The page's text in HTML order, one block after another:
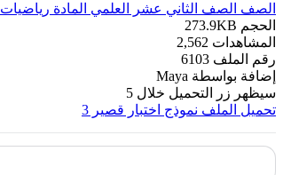
الصف الصف الثاني عشر العلمي المادة رياضيات
الحجم 273.9KB
المشاهدات 2,562
رقم الملف 6103
إضافة بواسطة Maya
سيظهر زر التحميل خلال 5
تحميل الملف نموذج اختبار قصير 3